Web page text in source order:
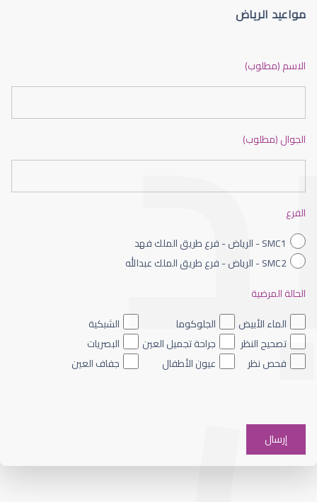
الماء الأزرق داخل العين
مواعيد الرياض
الاسم (مطلوب)
الجوال (مطلوب)
الفرع
SMC1 - الرياض - فرع طريق الملك فهد
SMC2 - الرياض - فرع طريق الملك عبدالله
الحالة المرضية
الماء الأبيض
الجلوكوما
الشبكية
تصحيح النظر
جراحة تجميل العين
البصريات
فحص نظر
عيون الأطفال جفاف العين